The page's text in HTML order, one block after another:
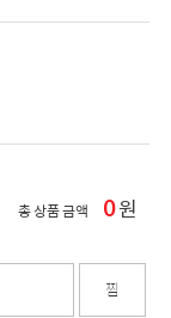
총 상품 금액 0원
찜